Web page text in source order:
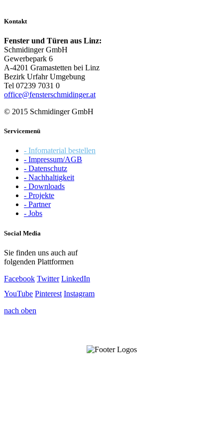
Kontakt
Fenster und Türen aus Linz:
Schmidinger GmbH
Gewerbepark 6
A-4201 Gramastetten bei Linz
Bezirk Urfahr Umgebung
Tel 07239 7031 0
office@fensterschmidinger.at
© 2015 Schmidinger GmbH
Servicemenü
- Infomaterial bestellen
- Impressum/AGB
- Datenschutz
- Nachhaltigkeit
- Downloads
- Projekte
- Partner
- Jobs
Social Media
Sie finden uns auch auf
folgenden Plattformen
Facebook Twitter LinkedIn
YouTube Pinterest Instagram
nach oben